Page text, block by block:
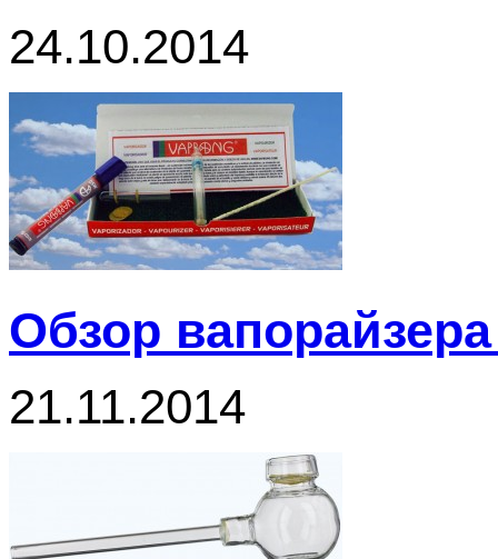
24.10.2014
Обзор
21.11.2014